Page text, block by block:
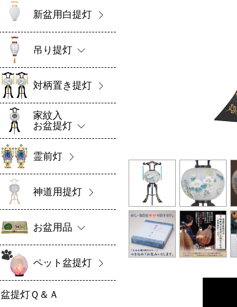
新盆用白提灯
吊り提灯
対柄置き提灯
家紋入
お盆提灯
霊前灯
神道用提灯
お盆用品
ペット盆提灯
盆提灯Ｑ＆Ａ